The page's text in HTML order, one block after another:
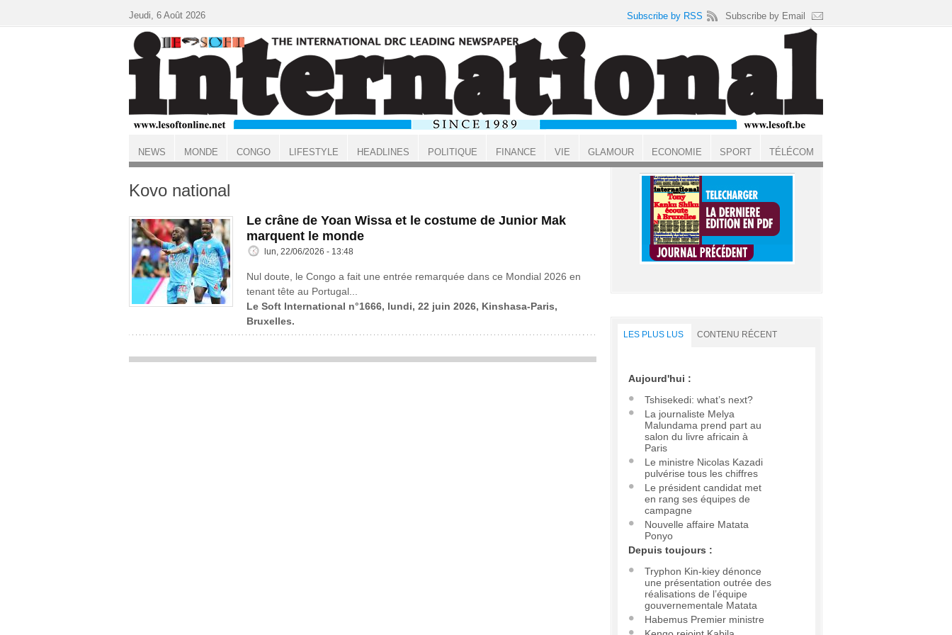
ACCUEIL
Kovo national
Le crâne de Yoan Wissa et le costume de Junior Mak
marquent le monde
lun, 22/06/2026 - 13:48
Nul doute, le Congo a fait une entrée remarquée dans ce Mondial 2026 en
tenant tête au Portugal...
Le Soft International n°1666, lundi, 22 juin 2026, Kinshasa-Paris,
Bruxelles.
LES PLUS LUS CONTENU RÉCENT
Aujourd'hui :
Tshisekedi: what’s next?
La journaliste Melya
Malundama prend part au
salon du livre africain à
Paris
Le ministre Nicolas Kazadi
pulvérise tous les chiffres
Le président candidat met
en rang ses équipes de
campagne
Nouvelle affaire Matata
Ponyo
Depuis toujours :
Tryphon Kin-kiey dénonce
une présentation outrée des
réalisations de l’équipe
gouvernementale Matata
Habemus Premier ministre
Jeudi, 6 Août 2026 Subscribe by RSS Subscribe by Email
NEWS MONDE CONGO LIFESTYLE HEADLINES POLITIQUE FINANCE VIE GLAMOUR ECONOMIE SPORT TÉLÉCOM